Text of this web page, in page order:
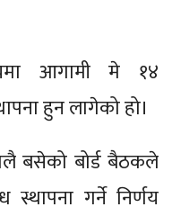
आगामी मे १४
हुन लागेको हो।
बसेको बोर्ड बैठकले
गर्ने निर्णय